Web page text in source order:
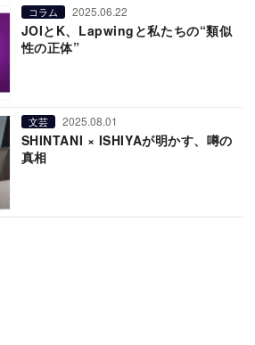
コラム 2025.06.22
JOIとK、Lapwingと私たちの“類似
性の正体”
文芸 2025.08.01
SHINTANI × ISHIYAが明かす、噂の
真相